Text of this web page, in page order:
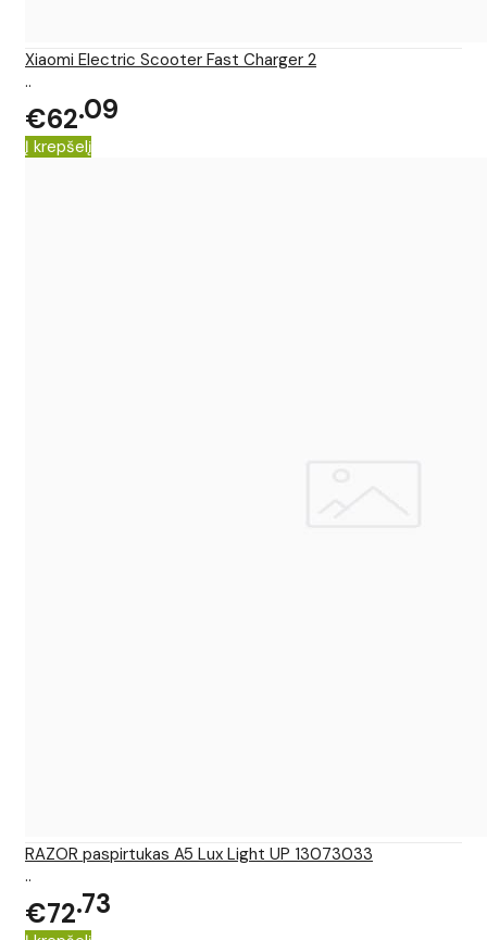
Xiaomi Electric Scooter Fast Charger 2
..
€62 09
Į krepšelį
RAZOR paspirtukas A5 Lux Light UP 13073033
..
€72 73